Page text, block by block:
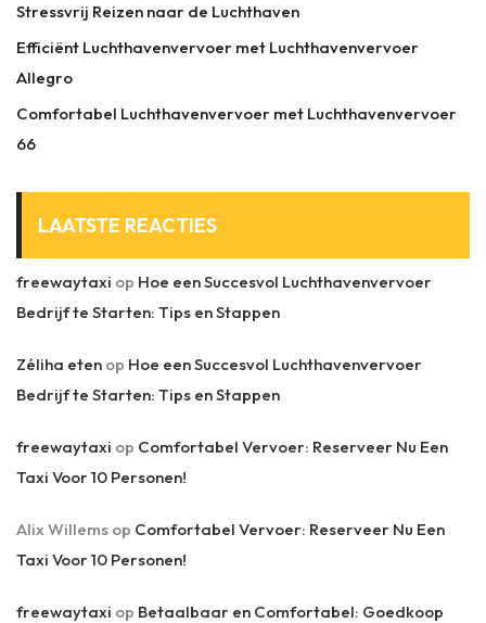
Stressvrij Reizen naar de Luchthaven
Efficiënt Luchthavenvervoer met Luchthavenvervoer
Allegro
Comfortabel Luchthavenvervoer met Luchthavenvervoer
66
LAATSTE REACTIES
freewaytaxi op Hoe een Succesvol Luchthavenvervoer
Bedrijf te Starten: Tips en Stappen
Zéliha eten op Hoe een Succesvol Luchthavenvervoer
Bedrijf te Starten: Tips en Stappen
freewaytaxi op Comfortabel Vervoer: Reserveer Nu Een
Taxi Voor 10 Personen!
Alix Willems op Comfortabel Vervoer: Reserveer Nu Een
Taxi Voor 10 Personen!
freewaytaxi op Betaalbaar en Comfortabel: Goedkoop